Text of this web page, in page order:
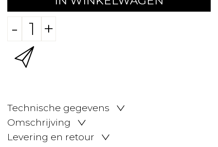
- +
Technische gegevens
Omschrijving
Levering en retour